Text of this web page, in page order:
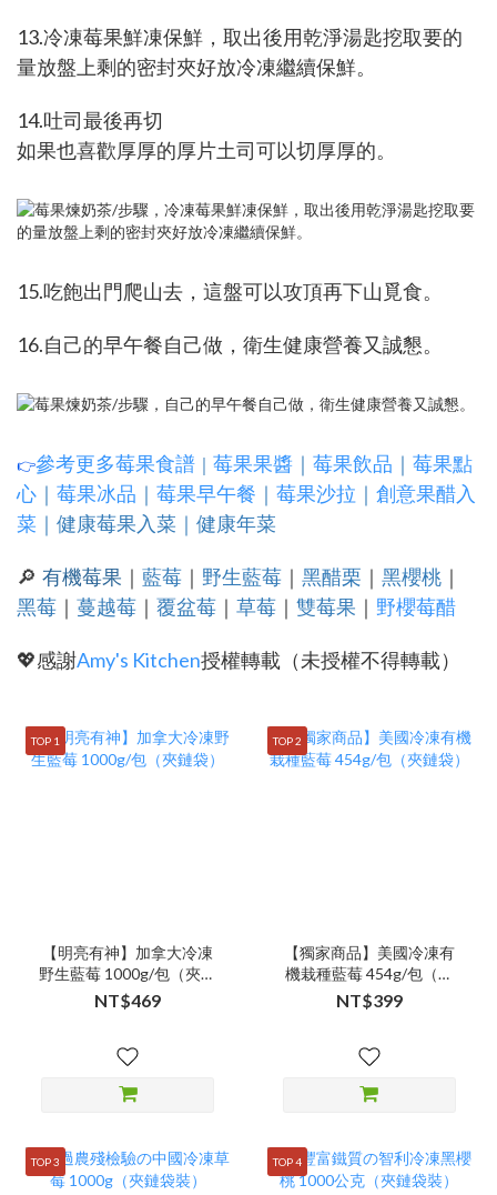
13.冷凍莓果鮮凍保鮮，取出後用乾淨湯匙挖取要的
量放盤上剩的密封夾好放冷凍繼續保鮮。
14.吐司最後再切
如果也喜歡厚厚的厚片土司可以切厚厚的。
15.吃飽出門爬山去，這盤可以攻頂再下山覓食。
16.自己的早午餐自己做，衛生健康營養又誠懇。
👉參考更多莓果食譜 ｜ 莓果果醬 ｜ 莓果飲品 ｜ 莓果點
心 ｜ 莓果冰品 ｜ 莓果早午餐 ｜ 莓果沙拉 ｜ 創意果醋入
菜 ｜ 健康莓果入菜 ｜ 健康年菜
🔎 有機莓果 ｜ 藍莓 ｜ 野生藍莓 ｜ 黑醋栗 ｜ 黑櫻桃 ｜
黑莓 ｜ 蔓越莓 ｜ 覆盆莓 ｜ 草莓 ｜ 雙莓果 ｜ 野櫻莓醋
💖感謝Amy's Kitchen授權轉載（未授權不得轉載）
TOP 1
【明亮有神】加拿大冷凍
野生藍莓 1000g/包（夾鏈
袋）
NT$469
TOP 2
【獨家商品】美國冷凍有
機栽種藍莓 454g/包（夾
鏈袋）
NT$399
TOP 3 TOP 4